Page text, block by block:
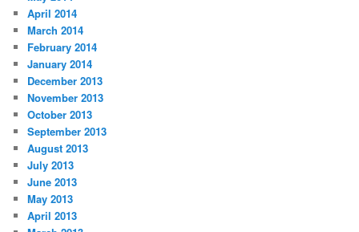
April 2014
March 2014
February 2014
January 2014
December 2013
November 2013
October 2013
September 2013
August 2013
July 2013
June 2013
May 2013
April 2013